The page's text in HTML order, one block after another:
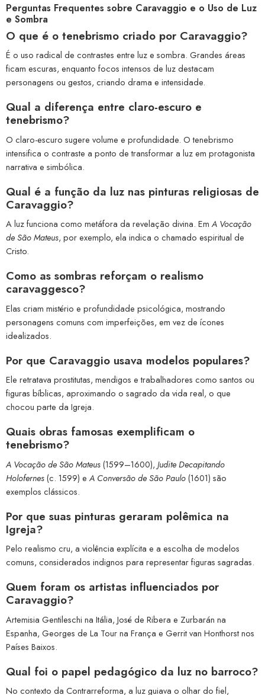
Perguntas Frequentes sobre Caravaggio e o Uso de Luz
e Sombra
O que é o tenebrismo criado por Caravaggio?
É o uso radical de contrastes entre luz e sombra. Grandes áreas
ficam escuras, enquanto focos intensos de luz destacam
personagens ou gestos, criando drama e intensidade.
Qual a diferença entre claro-escuro e
tenebrismo?
O claro-escuro sugere volume e profundidade. O tenebrismo
intensifica o contraste a ponto de transformar a luz em protagonista
narrativa e simbólica.
Qual é a função da luz nas pinturas religiosas de
Caravaggio?
A luz funciona como metáfora da revelação divina. Em A Vocação
de São Mateus, por exemplo, ela indica o chamado espiritual de
Cristo.
Como as sombras reforçam o realismo
caravaggesco?
Elas criam mistério e profundidade psicológica, mostrando
personagens comuns com imperfeições, em vez de ícones
idealizados.
Por que Caravaggio usava modelos populares?
Ele retratava prostitutas, mendigos e trabalhadores como santos ou
figuras bíblicas, aproximando o sagrado da vida real, o que
chocou parte da Igreja.
Quais obras famosas exemplificam o
tenebrismo?
A Vocação de São Mateus(1599–1600), Judite Decapitando
Holofernes(c. 1599) e A Conversão de São Paulo(1601) são
exemplos clássicos.
Por que suas pinturas geraram polêmica na
Igreja?
Pelo realismo cru, a violência explícita e a escolha de modelos
comuns, considerados indignos para representar figuras sagradas.
Quem foram os artistas influenciados por
Caravaggio?
Artemisia Gentileschi na Itália, José de Ribera e Zurbarán na
Espanha, Georges de La Tour na França e Gerrit van Honthorst nos
Países Baixos.
Qual foi o papel pedagógico da luz no barroco?
No contexto da Contrarreforma, a luz guiava o olhar do fiel,